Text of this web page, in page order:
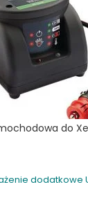
UNICRAFT
UNICRAFT
do
dodatkowe